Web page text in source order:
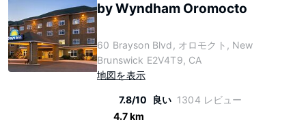
by Wyndham Oromocto
60 Brayson Blvd, オロモクト, New
Brunswick E2V4T9, CA
地図を表示
7.8/10 良い 1304 レビュー
4.7 km